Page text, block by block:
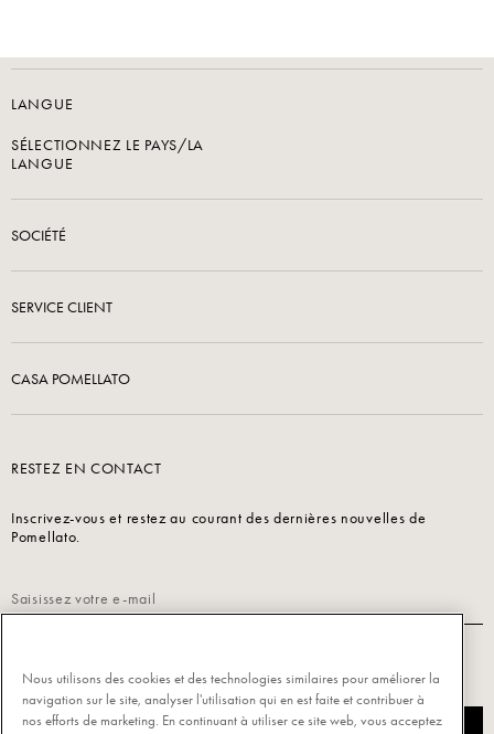
LANGUE
SÉLECTIONNEZ LE PAYS/LA
LANGUE
SOCIÉTÉ
SERVICE CLIENT
CASA POMELLATO
RESTEZ EN CONTACT
Inscrivez-vous et restez au courant des dernières nouvelles de
Pomellato.
Lisez notre Politique de confidentialité pour vous inscrire.
Nous utilisons des cookies et des technologies similaires pour améliorer la
navigation sur le site, analyser l'utilisation qui en est faite et contribuer à
nos efforts de marketing. En continuant à utiliser ce site web, vous acceptez